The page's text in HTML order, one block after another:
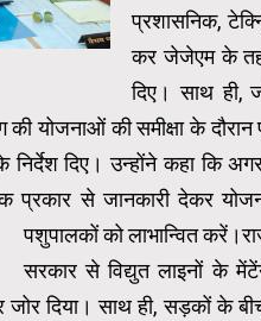
प्रशासनिक,
कर जेजेएम के
दिए। साथ ही,
की योजनाओं की समीक्षा के
निर्देश दिए। उन्होंने कहा कि
प्रकार से जानकारी देकर
पशुपालकों को लाभान्वित
सरकार से विद्युत लाइनों के
दिया। साथ ही, सड़कों के